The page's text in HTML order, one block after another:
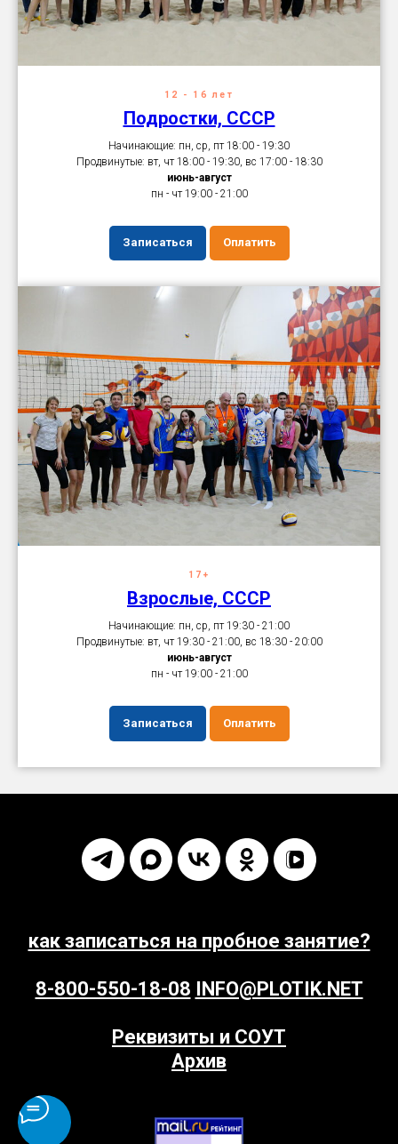
12 - 16 лет
Подростки, СССР
Начинающие: пн, ср, пт 18:00 - 19:30
Продвинутые: вт, чт 18:00 - 19:30, вс 17:00 - 18:30
июнь-август
пн - чт 19:00 - 21:00
Записаться Оплатить
17+
Взрослые, СССР
Начинающие: пн, ср, пт 19:30 - 21:00
Продвинутые: вт, чт 19:30 - 21:00, вс 18:30 - 20:00
июнь-август
пн - чт 19:00 - 21:00
Записаться Оплатить
как записаться на пробное занятие?
8-800-550-18-08 INFO@PLOTIK.NET
Реквизиты и СОУТ
Архив